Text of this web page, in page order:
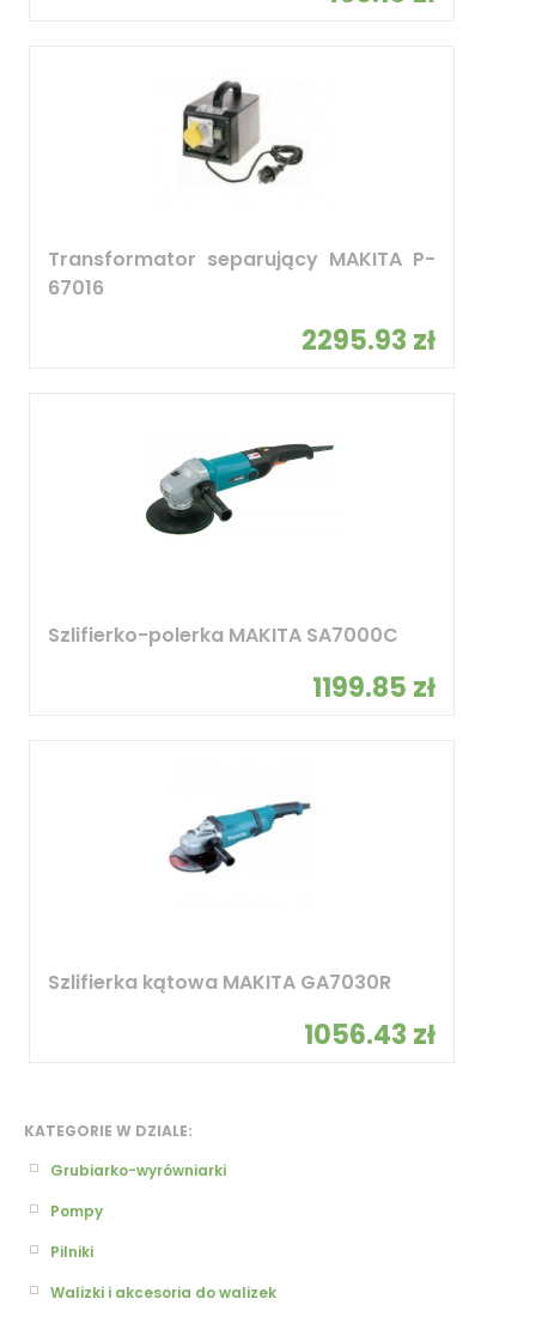
KATEGORIE W DZIALE:
Grubiarko-wyrówniarki
Pompy
Pilniki
Walizki i akcesoria do walizek
Transformator separujący MAKITA P-
67016
2295.93 zł
Szlifierko-polerka MAKITA SA7000C
1199.85 zł
Szlifierka kątowa MAKITA GA7030R
1056.43 zł